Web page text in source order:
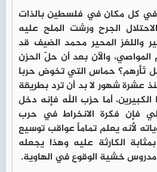
في كل مكان في فلسطين بالذات
الجرح ورشت الملح عليه
واللغز المحير محمد الضيف قد
والآن بعد أن حلّ الحزن
ثأرهم؟ حماس التي تخوض حربا
عشرة شهور لا بد أن ترد بطريقة
الكبيرين، أما حزب الله فإنه دخل
فإن فكرة الانخراط في حرب
لأنه يعلم تماماً عواقب توسيع
الكارثة عليه وهذا يجعله
خشية الوقوع في الهاوية.